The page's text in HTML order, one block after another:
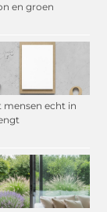
en groen
mensen echt in